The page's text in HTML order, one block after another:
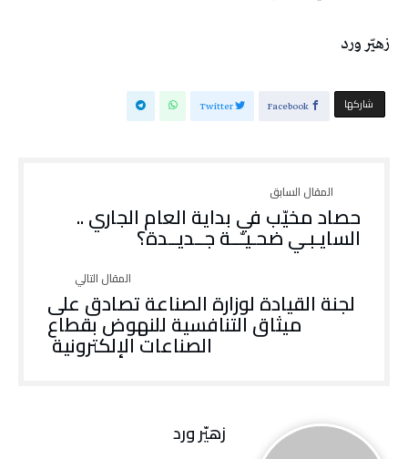
زهيّر‭ ‬ورد
‫‫ شاركها‬ Facebook
Twitter
حصاد‭ ‬مخيّب‭ ‬في‭ ‬بداية‭ ‬العام‭ ‬الجاري ‭..
‬السايـبـي‭ ‬ضحـيـّــة‭ ‬جــديــدة؟
لجنة القيادة لوزارة الصناعة تصادق على
ميثاق التنافسية للنهوض بقطاع
الصناعات الإلكترونية
زهيّر‭ ‬ورد